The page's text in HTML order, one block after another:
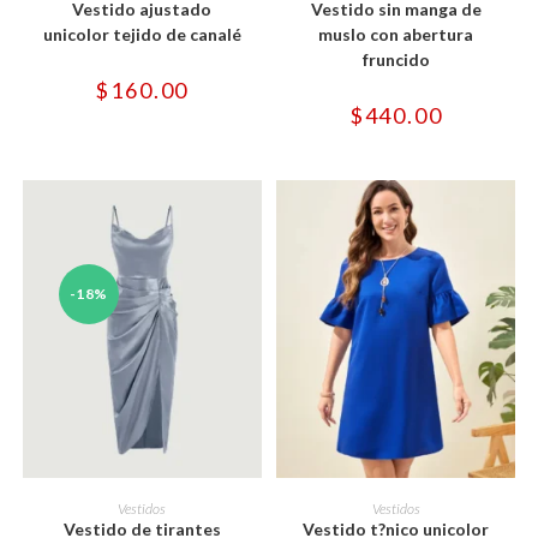
múltiples
variantes.
se
pueden
de
Vestido ajustado
unicolor tejido de canalé
$ 160.00
múltiples
variantes.
opciones
elegir
de
producto
Vestido sin manga de
muslo con abertura
fruncido
$440.00
-18%
SELECCIONAR OPCIONES
producto
tiene
Vestidos
Vestido de tirantes
SELECCIONAR OPCIONES
producto
tiene
Vestidos
Vestido t?nico unicolor